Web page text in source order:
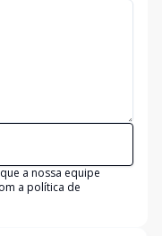
a nossa equipe
a política de